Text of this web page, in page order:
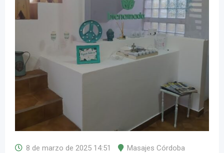
8 de marzo de 2025 14:51
Masajes Córdoba